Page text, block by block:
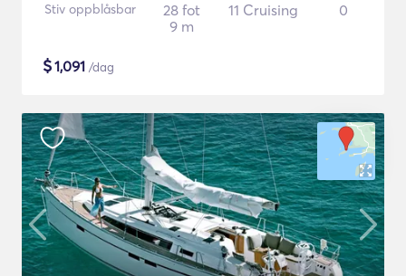
Stiv oppblåsbar
28 fot
9 m
11 Cruising 0
$1,091 /dag